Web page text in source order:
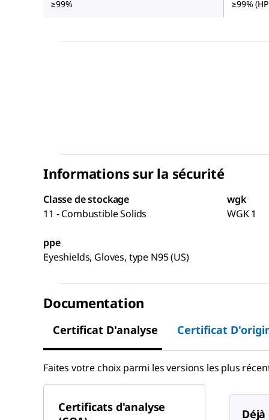
≥99% ≥99%
Informations sur la sécurité
Classe de stockage
11 - Combustible Solids
wgk
WGK 1
ppe
Eyeshields, Gloves, type N95 (US)
Documentation
Certificat D'analyse Certificat
Faites votre choix parmi les versions les plus
Certificats d'analyse